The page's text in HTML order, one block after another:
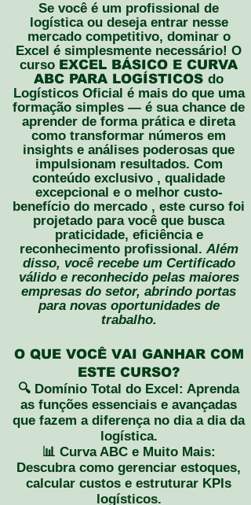
Se você é um profissional de
logística ou deseja entrar nesse
mercado competitivo, dominar o
Excel é simplesmente necessário! O
curso EXCEL BÁSICO E CURVA
ABC PARA LOGÍSTICOS do
Logísticos Oficial é mais do que uma
formação simples — é sua chance de
aprender de forma prática e direta
como transformar números em
insights e análises poderosas que
impulsionam resultados. Com
conteúdo exclusivo , qualidade
excepcional e o melhor custo-
benefício do mercado , este curso foi
projetado para você que busca
praticidade, eficiência e
reconhecimento profissional. Além
disso, você recebe um Certificado
válido e reconhecido pelas maiores
empresas do setor, abrindo portas
para novas oportunidades de
trabalho.
O QUE VOCÊ VAI GANHAR COM
ESTE CURSO?
🔍 Domínio Total do Excel: Aprenda
as funções essenciais e avançadas
que fazem a diferença no dia a dia da
logística.
📊 Curva ABC e Muito Mais:
Descubra como gerenciar estoques,
calcular custos e estruturar KPIs
logísticos.